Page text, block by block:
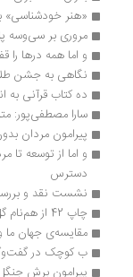
«هنر خودشناسی» به
مروری بر سی‌وسه پل
و اما همه درها را قفل کن |
نگاهی به جشن طلاق |
ده کتاب قرآنی به
سارا مصطفی‌پور: مترجم
پیرامون مردان بدون زن
دسترس
نشست نقد و بررسی
چاپ 42 از هم‌نام گل‌های بهاری
مقایسه‌ی جهان ما و
ب کوچک در گفت‌وگو با
پیرامون برش جنگل |